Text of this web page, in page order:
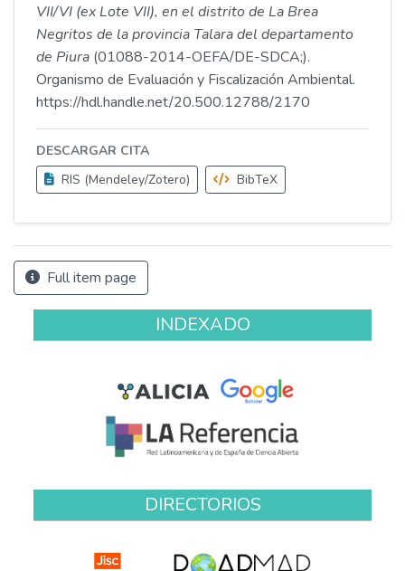
VII/VI (ex Lote VII), en el distrito de La Brea
Negritos de la provincia Talara del departamento
de Piura (01088-2014-OEFA/DE-SDCA;).
Organismo de Evaluación y Fiscalización Ambiental.
https://hdl.handle.net/20.500.12788/2170
DESCARGAR CITA
RIS (Mendeley/Zotero)
BibTeX
Full item page
INDEXADO
DIRECTORIOS